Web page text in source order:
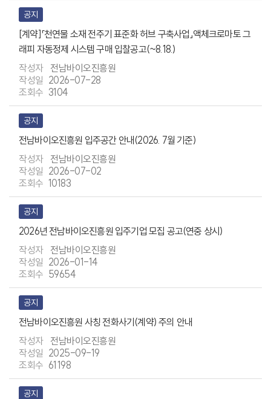
공지
[계약]「천연물 소재 전주기 표준화 허브 구축사업」액체크로마토 그
래피 자동정제 시스템 구매 입찰공고(~8.18.)
전남바이오진흥원
2026-07-28
3104
공지
전남바이오진흥원 입주공간 안내(2026. 7월 기준)
전남바이오진흥원
2026-07-02
10183
공지
2026년 전남바이오진흥원 입주기업 모집 공고(연중 상시)
전남바이오진흥원
2026-01-14
59654
공지
전남바이오진흥원 사칭 전화사기(계약) 주의 안내
전남바이오진흥원
2025-09-19
61198
공지